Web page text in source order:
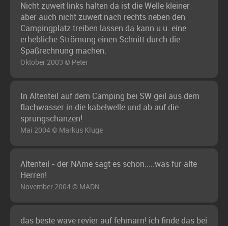
Nicht zuweit links halten da ist die Welle kleiner
aber auch nicht zuweit nach rechts neben den
Campingplatz treiben lassen da kann u.u. eine
erhebliche Strömung einen Schnitt durch die
Spaßrechnung machen.
Oktober 2003 © Peter
In Altenteil auf dem Camping bei SW geil aus dem
flachwasser in die kabelwelle und ab auf die
sprungschanzen!
Mai 2004 © Markus Kluge
Altenteil - der NAme sagt es schon.....was für alte
Herren!
November 2004 © MADN
das beste wave revier auf fehmarn! ich finde das bei